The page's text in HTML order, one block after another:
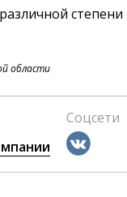
области
Соцсети